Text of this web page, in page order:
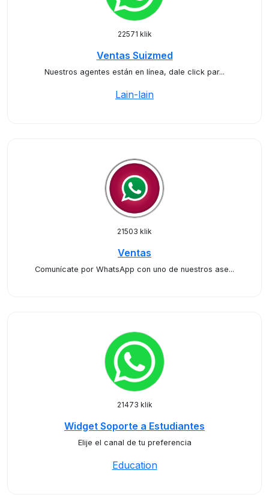
22571 klik
Ventas Suizmed
Nuestros agentes están en línea, dale click par...
Lain-lain
21503 klik
Ventas
Comunícate por WhatsApp con uno de nuestros ase...
21473 klik
Widget Soporte a Estudiantes
Elije el canal de tu preferencia
Education